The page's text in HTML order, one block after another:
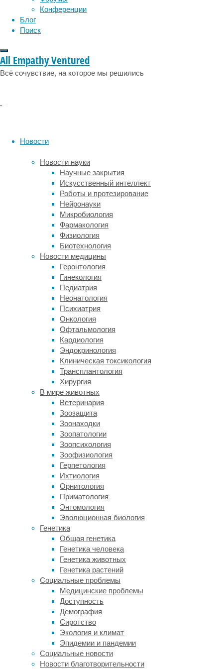
Конференции
Блог
Поиск
All Empathy Ventured
Всё сочувствие, на которое мы решились
Новости
Новости науки
Научные закрытия
Искусственный интеллект
Роботы и протезирование
Нейронауки
Микробиология
Фармакология
Физиология
Биотехнология
Новости медицины
Геронтология
Гинекология
Педиатрия
Неонатология
Психиатрия
Онкология
Офтальмология
Кардиология
Эндокринология
Клиническая токсикология
Трансплантология
Хирургия
В мире животных
Ветеринария
Зоозащита
Зоонаходки
Зоопатологии
Зоопсихология
Зоофизиология
Герпетология
Ихтиология
Орнитология
Приматология
Энтомология
Эволюционная биология
Генетика
Общая генетика
Генетика человека
Генетика животных
Генетика растений
Социальные проблемы
Медицинские проблемы
Доступность
Демография
Сиротство
Экология и климат
Эпидемии и пандемии
Социальные новости
Новости благотворительности
и
все
подобные
в
они
трудновыполнимы.
Чтобы
проверить,
есть
ли
такие
способности
у
диких
животных,
группа
зоологов
нейробиологов
из
Тель-
Авивского
университета
устроила
эксперимент.
Его
участниками
стали
нильские
крыланы,
или
египетские
летучие
собаки
Rousettus
aegyptiacus),
из
колонии,
живущей
на
воле
зоологическом
саду
при
израильском
вузе.
Статью
об
этом
исследовании
опубликовал